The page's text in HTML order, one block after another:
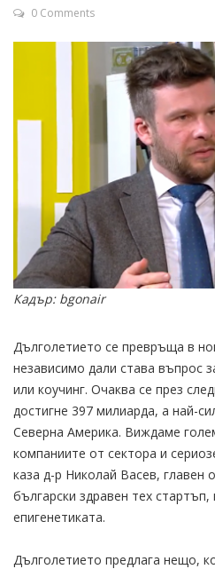
0 Comments
Кадър: bgonair
Дълголетието се превръща в
независимо дали става въпрос
или коучинг. Очаква се през
достигне 397 милиарда, а най-
Северна Америка. Виждаме
компаниите от сектора и
каза д-р Николай Васев, главен
български здравен тех
епигенетиката.
Дълголетието предлага нещо,